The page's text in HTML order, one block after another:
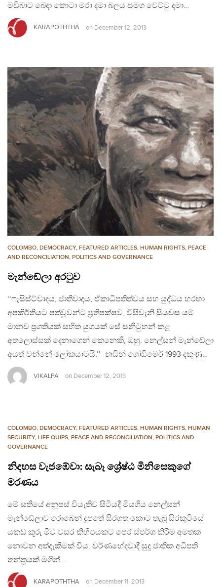
මඩීබාට බෙදා කොටා මරා දමා බලය සමග වෙට්ටු දමා…
KARAPOTHTHA on December 12, 2013
COLOMBO, DEMOCRACY, FEATURED ARTICLES, HUMAN RIGHTS, PEACE
AND RECONCILIATION, POLITICS AND GOVERNANCE
මැන්ඬේලා අරටුව
‘‘ෆැසිස්ට්වාදය, ජාතිවාදය, ඒකාධිපතිත්වය සහ යුද්ධය හරහා
අපකීර්තියට පත්වූවන්ට ප‍්‍රතිපක්ෂව, විසිවැනි සියවස යම්
මානව ප‍්‍රගතියක් සහිත යුගයක් සේ සනිටුහන් කළ
අතලොස්සක් දෙනාගෙන් කෙනෙකි, ඔහු. නෙල්සන් මැන්ඬේලා
අයත් වන්නේ ලෝකයාටයි.’’ -නඞීන් ගෝඩිමෙර් 1993 දකුණු…
VIKALPA on December 12, 2013
COLOMBO, DEMOCRACY, FEATURED ARTICLES, HUMAN RIGHTS, HUMAN
SECURITY, LIFE QUIPS, PEACE AND RECONCILIATION, POLITICS AND
GOVERNANCE
නිදහස වැජඹේවා: සැබෑ ශ්‍රේෂ්ඨ මිනිසෙකුගේ
මරණය
මේ සතියේ අනූපස් වියැතිව සිටියදී මියගිය නෙල්සන්
මැන්ඬේලාව රොබෙන් දූපතේ සිරගත කොට තැබූ සිරකුටියේ
යකඩ කූරු මීට වසර කිහිපයකට පෙර ස්පර්ශ කිරීම අමතක
නොවන අත්දැකීමක් විය. වර්ණභේදවාදී සුදු ජාතික අධිපති
තන්ත‍්‍රයක් මගින්…
KARAPOTHTHA on December 11, 2013